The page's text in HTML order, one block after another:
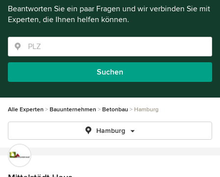
Beantworten Sie ein paar Fragen und wir verbinden Sie mit
Experten, die Ihnen helfen können.
Suchen
Alle Experten Bauunternehmen Betonbau Hamburg
Hamburg